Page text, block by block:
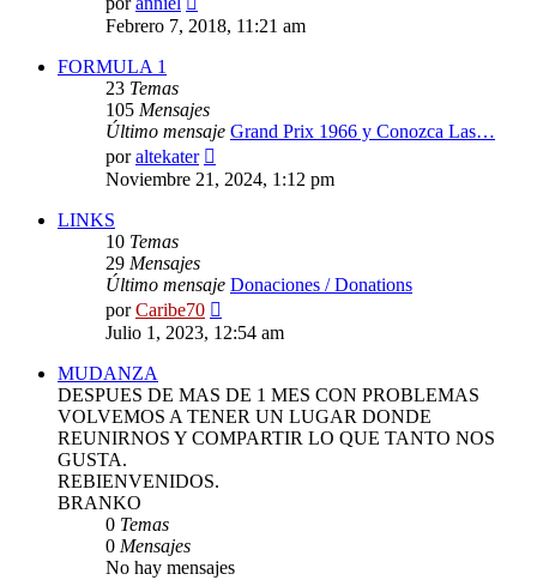
último
Febrero 7, 2018, 11:21 am
FORMULA 1
23 Temas
105 Mensajes
Último mensaje Grand Prix 1966 y Conozca Las…
poraltekater
último
Noviembre 21, 2024, 1:12 pm
LINKS
10 Temas
29 Mensajes
Último mensaje Donaciones / Donations
porCaribe70
último
Julio 1, 2023, 12:54 am
MUDANZA
DESPUES DE MAS DE 1 MES CON PROBLEMAS
VOLVEMOS A TENER UN LUGAR DONDE
REUNIRNOS Y COMPARTIR LO QUE TANTO NOS
GUSTA.
REBIENVENIDOS.
BRANKO
0 Temas
0 Mensajes
No hay mensajes